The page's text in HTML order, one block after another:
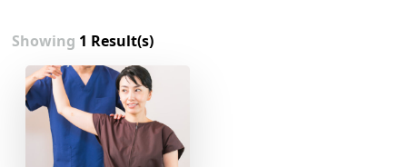
Showing 1 Result(s)